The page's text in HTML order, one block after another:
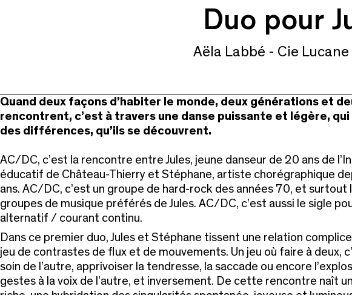
Duo pour
Aëla Labbé - Cie
Quand deux façons d’habiter le monde, deux générations et
rencontrent, c’est à travers une danse puissante et légère, qui
des différences, qu’ils se découvrent.
AC/DC, c’est la rencontre entre Jules, jeune danseur de 20 ans de
éducatif de Château-Thierry et Stéphane, artiste chorégraphique
ans. AC/DC, c’est un groupe de hard-rock des années 70, et surtout
groupes de musique préférés de Jules. AC/DC, c’est aussi le sigle
alternatif / courant continu.
Dans ce premier duo, Jules et Stéphane tissent une relation complice
jeu de contrastes de flux et de mouvements. Un jeu où faire à deux,
soin de l’autre, apprivoiser la tendresse, la saccade ou encore
gestes à la voix de l’autre, et inversement. De cette rencontre naît